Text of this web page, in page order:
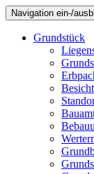
Navigation ein-/
Grundstück